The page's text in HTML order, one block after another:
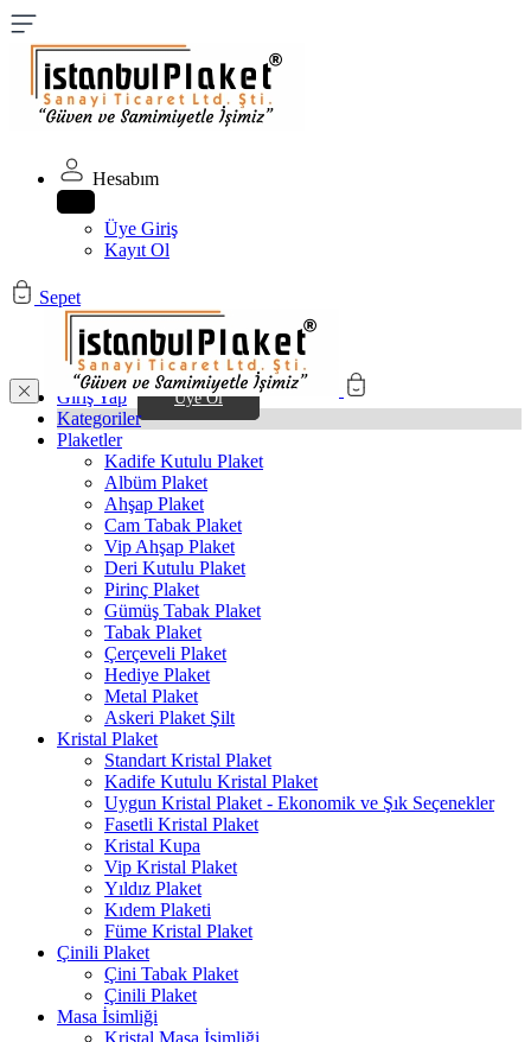
Hesabım
Üye Giriş
Kayıt Ol
Sepet
Giriş Yap Üye Ol
Kategoriler
Plaketler
Kadife Kutulu Plaket
Albüm Plaket
Ahşap Plaket
Cam Tabak Plaket
Vip Ahşap Plaket
Deri Kutulu Plaket
Pirinç Plaket
Gümüş Tabak Plaket
Tabak Plaket
Çerçeveli Plaket
Hediye Plaket
Metal Plaket
Askeri Plaket Şilt
Kristal Plaket
Standart Kristal Plaket
Kadife Kutulu Kristal Plaket
Uygun Kristal Plaket - Ekonomik ve Şık Seçenekler
Fasetli Kristal Plaket
Kristal Kupa
Vip Kristal Plaket
Yıldız Plaket
Kıdem Plaketi
Füme Kristal Plaket
Çinili Plaket
Çini Tabak Plaket
Çinili Plaket
Masa İsimliği
Kristal Masa İsimliği